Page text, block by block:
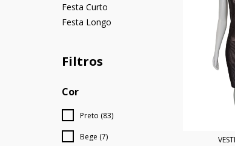
Festa Curto
Festa Longo
Filtros
Cor
Preto (83)
Bege (7)